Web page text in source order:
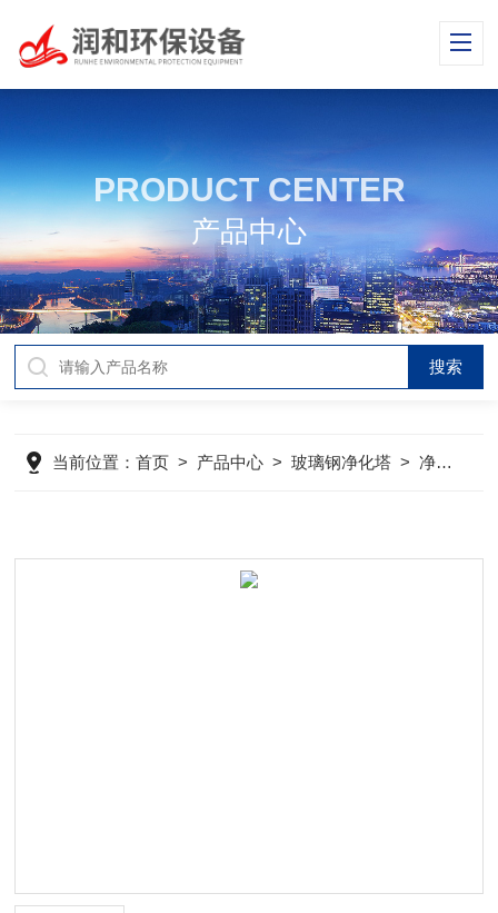
PRODUCT CENTER
产品中心
当前位置：首页 > 产品中心 >玻璃钢净化塔 >净化塔